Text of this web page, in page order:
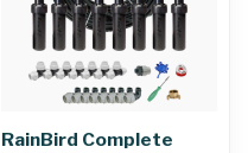
RainBird Complete